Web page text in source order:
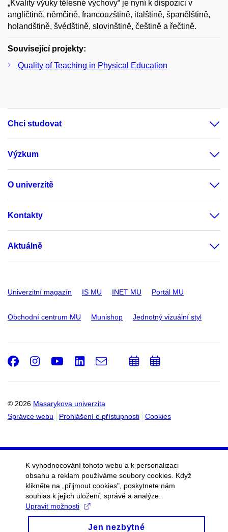
„Kvality výuky tělesné výchovy“ je nyní k dispozici v
angličtině, němčině, francouzštině, italštině, španělštině,
holandštině, švédštině, slovinštině, češtině a řečtině.
Související projekty:
Quality of Teaching in Physical Education
Chci studovat
Výzkum
O univerzitě
Kontakty
Aktuálně
Univerzitní magazín IS MU INET MU Portál MU
Obchodní centrum MU Munishop Jednotný vizuální styl
© 2026 Masarykova univerzita
Správce webu
Prohlášení o přístupnosti Cookies
Facebook
Instagram
Youtube
LinkedIn
e-
Email
PřidatPřidat
K vyhodnocování tohoto webu a k personalizaci
obsahu a reklam používáme soubory cookies. Když
klikněte na „přijmout cookies", poskytnete nám
souhlas k jejich uložení, správě a analýze.
Upravit možnosti
Jen nezbytné